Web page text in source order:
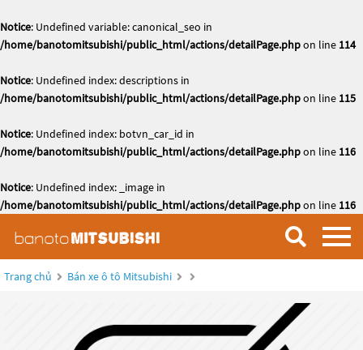
Notice: Undefined variable: canonical_seo in
/home/banotomitsubishi/public_html/actions/detailPage.phpon line 114
Notice: Undefined index: descriptions in
/home/banotomitsubishi/public_html/actions/detailPage.phpon line 115
Notice: Undefined index: botvn_car_id in
/home/banotomitsubishi/public_html/actions/detailPage.phpon line 116
Notice: Undefined index: _image in
/home/banotomitsubishi/public_html/actions/detailPage.phpon line 116
Trang chủ Bán xe ô tô Mitsubishi